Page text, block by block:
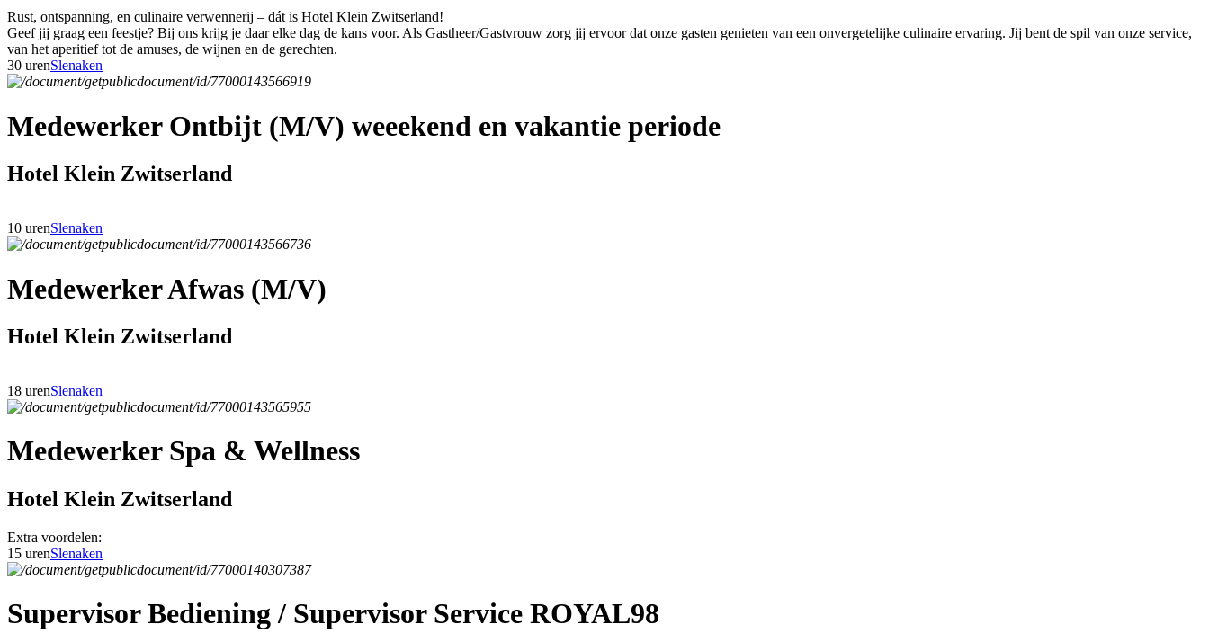
Rust, ontspanning, en culinaire verwennerij – dát is Hotel Klein Zwitserland!
Geef jij graag een feestje? Bij ons krijg je daar elke dag de kans voor. Als Gastheer/Gastvrouw zorg jij ervoor dat onze gasten genieten van een onvergetelijke culinaire ervaring. Jij bent de spil van onze service,
van het aperitief tot de amuses, de wijnen en de gerechten.
30 urenSlenaken
Medewerker Ontbijt (M/V) weeekend en vakantie periode
Hotel Klein Zwitserland
10 urenSlenaken
Medewerker Afwas (M/V)
Hotel Klein Zwitserland
18 urenSlenaken
Medewerker Spa & Wellness
Hotel Klein Zwitserland
Extra voordelen:
15 urenSlenaken
Supervisor Bediening / Supervisor Service ROYAL98